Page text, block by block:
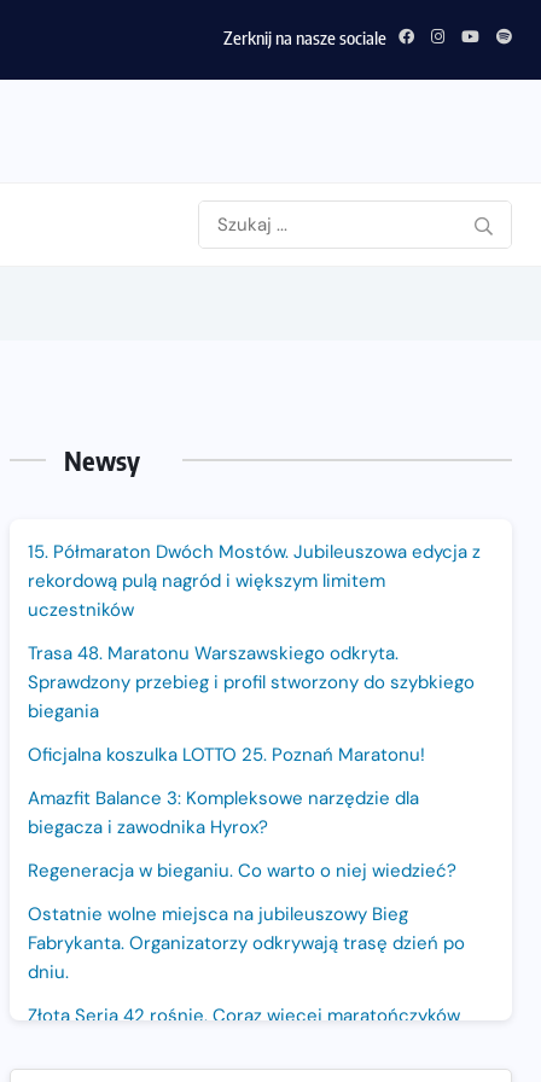
Zerknij na nasze sociale
Newsy
15. Półmaraton Dwóch Mostów. Jubileuszowa edycja z
rekordową pulą nagród i większym limitem
uczestników
Trasa 48. Maratonu Warszawskiego odkryta.
Sprawdzony przebieg i profil stworzony do szybkiego
biegania
Oficjalna koszulka LOTTO 25. Poznań Maratonu!
Amazfit Balance 3: Kompleksowe narzędzie dla
biegacza i zawodnika Hyrox?
Regeneracja w bieganiu. Co warto o niej wiedzieć?
Ostatnie wolne miejsca na jubileuszowy Bieg
Fabrykanta. Organizatorzy odkrywają trasę dzień po
dniu.
Złota Seria 42 rośnie. Coraz więcej maratończyków
Polsce